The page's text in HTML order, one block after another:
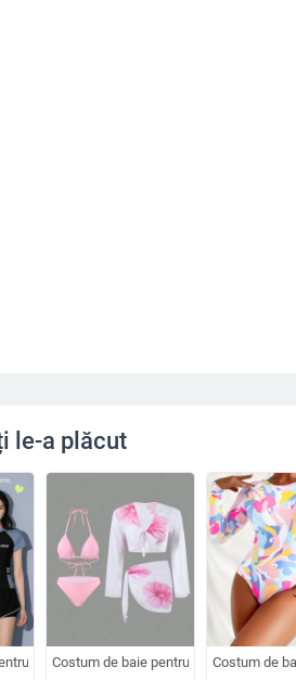
le-a plăcut
femei, două piese, 2025 vară, acoperire
Costum de baie pentru femei, două
Costum de